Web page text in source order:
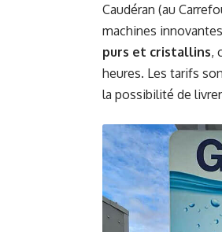
Caudéran (au
machines
purs et cristallins,
heures. Les tarifs
la possibilité de